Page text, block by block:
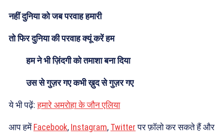
नहीं दुनिया को जब परवाह हमारी
तो फिर दुनिया की परवाह क्यूं करें हम
हम ने भी ज़िंदगी को तमाशा बना दिया
उस से गुज़र गए कभी ख़ुद से गुज़र गए
ये भी पढ़ें:हमारे अमरोहा के जौन एलिया
आप हमेंFacebook, Instagram, Twitterपर फ़ॉलो कर सकते हैं और